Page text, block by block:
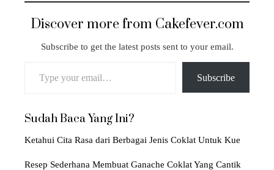
Discover more from Cakefever.com
Subscribe to get the latest posts sent to your email.
Subscribe
Sudah Baca Yang Ini?
Ketahui Cita Rasa dari Berbagai Jenis Coklat Untuk Kue
Resep Sederhana Membuat Ganache Coklat Yang Cantik